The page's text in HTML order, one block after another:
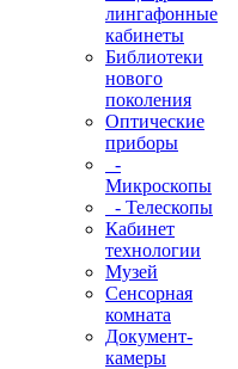
лингафонные
кабинеты
Библиотеки
нового
поколения
Оптические
приборы
-
Микроскопы
- Телескопы
Кабинет
технологии
Музей
Сенсорная
комната
Документ-
камеры